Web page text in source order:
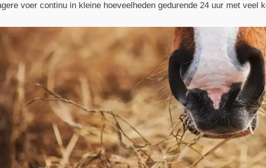
voer continu in kleine hoeveelheden gedurende 24 uur met veel